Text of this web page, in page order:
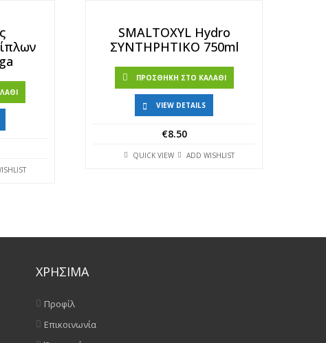
SMALTOXYL Hydro
ΣΥΝΤΗΡΗΤΙΚΟ 750ml
ΠΡΟΣΘΉΚΗ ΣΤΟ ΚΑΛΆΘΙ
VIEW DETAILS
€8.50
QUICK VIEW ADD WISHLIST
ΧΡΗΣΙΜΑ
Προφίλ
Επικοινωνία